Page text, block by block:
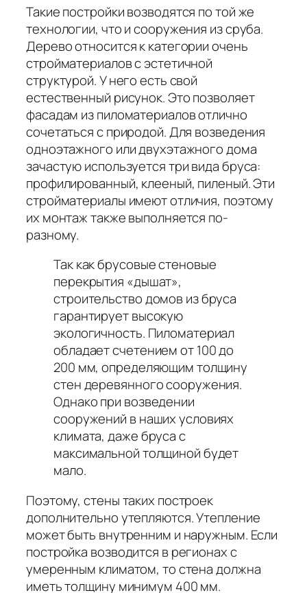
Такие постройки возводятся по той же
технологии, что и сооружения из сруба.
Дерево относится к категории очень
стройматериалов с эстетичной
структурой. У него есть свой
естественный рисунок. Это позволяет
фасадам из пиломатериалов отлично
сочетаться с природой. Для возведения
одноэтажного или двухэтажного дома
зачастую используется три вида бруса:
профилированный, клееный, пиленый. Эти
стройматериалы имеют отличия, поэтому
их монтаж также выполняется по-
разному.
Так как брусовые стеновые
перекрытия «дышат»,
строительство домов из бруса
гарантирует высокую
экологичность. Пиломатериал
обладает счетением от 100 до
200 мм, определяющим толщину
стен деревянного сооружения.
Однако при возведении
сооружений в наших условиях
климата, даже бруса с
максимальной толщиной будет
мало.
Поэтому, стены таких построек
дополнительно утепляются. Утепление
может быть внутренним и наружным. Если
постройка возводится в регионах с
умеренным климатом, то стена должна
иметь толщину минимум 400 мм.